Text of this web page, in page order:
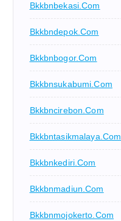
Bkkbnbekasi.com
Bkkbndepok.com
Bkkbnbogor.com
Bkkbnsukabumi.com
Bkkbncirebon.com
Bkkbntasikmalaya.com
Bkkbnkediri.com
Bkkbnmadiun.com
Bkkbnmojokerto.com